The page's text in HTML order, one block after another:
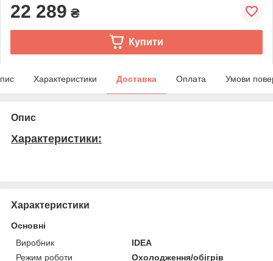
22 289 ₴
Купити
Характеристики Доставка Оплата Умови
Опис
Характеристики:
Характеристики
Основні
Виробник
IDEA
Режим роботи
Охолодження/обігрів